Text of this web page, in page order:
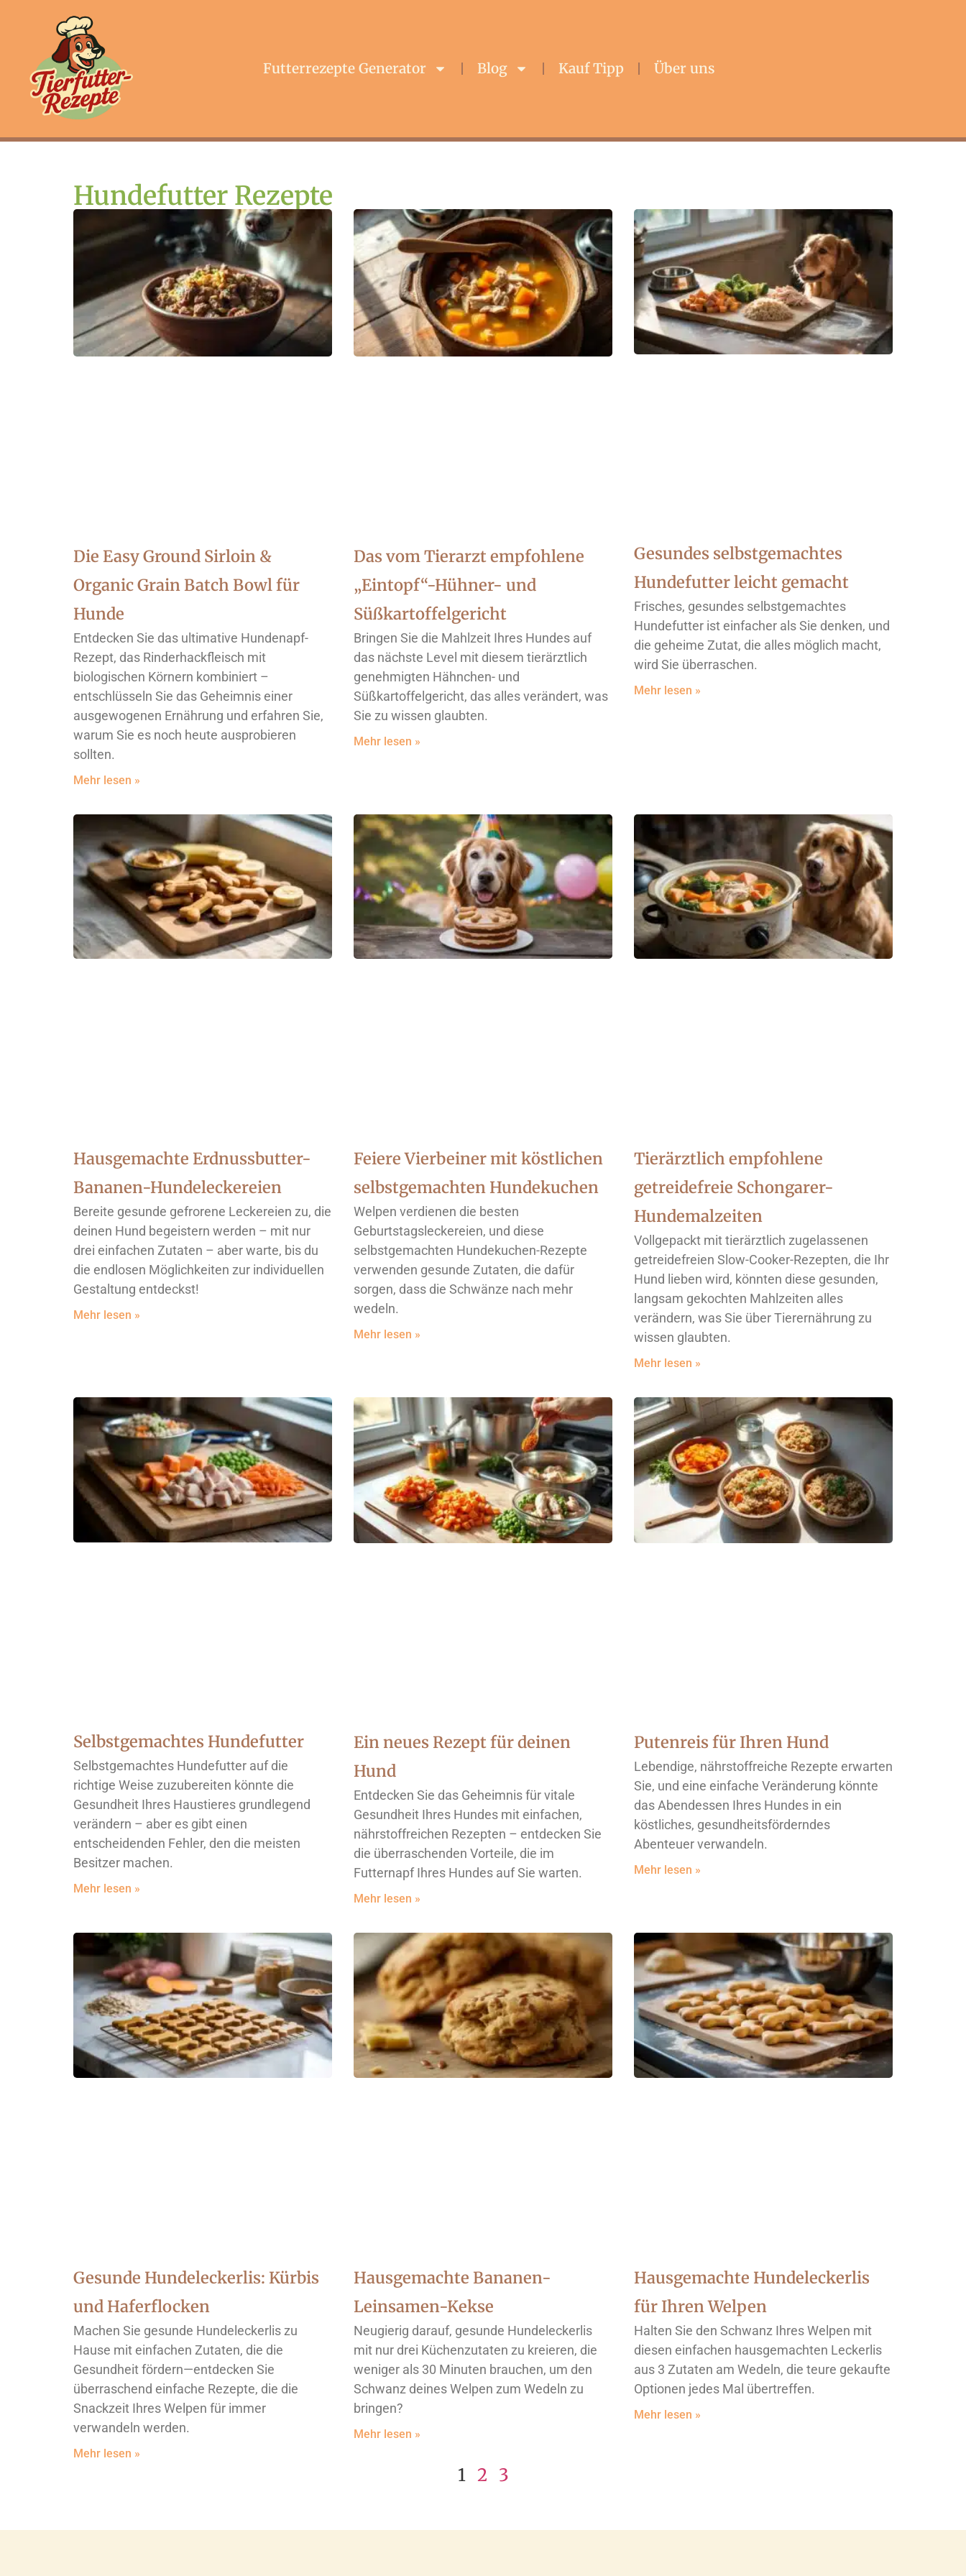
Futterrezepte Generator Blog Kauf Tipp Über uns
Hundefutter Rezepte
Die Easy Ground Sirloin &
Organic Grain Batch Bowl für
Hunde
Entdecken Sie das ultimative Hundenapf-
Rezept, das Rinderhackfleisch mit
biologischen Körnern kombiniert –
entschlüsseln Sie das Geheimnis einer
ausgewogenen Ernährung und erfahren Sie,
warum Sie es noch heute ausprobieren
sollten.
Mehr lesen »
Das vom Tierarzt empfohlene
„Eintopf“-Hühner- und
Süßkartoffelgericht
Bringen Sie die Mahlzeit Ihres Hundes auf
das nächste Level mit diesem tierärztlich
genehmigten Hähnchen- und
Süßkartoffelgericht, das alles verändert, was
Sie zu wissen glaubten.
Mehr lesen »
Gesundes selbstgemachtes
Hundefutter leicht gemacht
Frisches, gesundes selbstgemachtes
Hundefutter ist einfacher als Sie denken, und
die geheime Zutat, die alles möglich macht,
wird Sie überraschen.
Mehr lesen »
Hausgemachte Erdnussbutter-
Bananen-Hundeleckereien
Bereite gesunde gefrorene Leckereien zu, die
deinen Hund begeistern werden – mit nur
drei einfachen Zutaten – aber warte, bis du
die endlosen Möglichkeiten zur individuellen
Gestaltung entdeckst!
Mehr lesen »
Feiere Vierbeiner mit köstlichen
selbstgemachten Hundekuchen
Welpen verdienen die besten
Geburtstagsleckereien, und diese
selbstgemachten Hundekuchen-Rezepte
verwenden gesunde Zutaten, die dafür
sorgen, dass die Schwänze nach mehr
wedeln.
Mehr lesen »
Tierärztlich empfohlene
getreidefreie Schongarer-
Hundemalzeiten
Vollgepackt mit tierärztlich zugelassenen
getreidefreien Slow-Cooker-Rezepten, die Ihr
Hund lieben wird, könnten diese gesunden,
langsam gekochten Mahlzeiten alles
verändern, was Sie über Tierernährung zu
wissen glaubten.
Mehr lesen »
Selbstgemachtes Hundefutter
Selbstgemachtes Hundefutter auf die
richtige Weise zuzubereiten könnte die
Gesundheit Ihres Haustieres grundlegend
verändern – aber es gibt einen
entscheidenden Fehler, den die meisten
Besitzer machen.
Mehr lesen »
Ein neues Rezept für deinen
Hund
Entdecken Sie das Geheimnis für vitale
Gesundheit Ihres Hundes mit einfachen,
nährstoffreichen Rezepten – entdecken Sie
die überraschenden Vorteile, die im
Futternapf Ihres Hundes auf Sie warten.
Mehr lesen »
Putenreis für Ihren Hund
Lebendige, nährstoffreiche Rezepte erwarten
Sie, und eine einfache Veränderung könnte
das Abendessen Ihres Hundes in ein
köstliches, gesundheitsförderndes
Abenteuer verwandeln.
Mehr lesen »
Gesunde Hundeleckerlis: Kürbis
und Haferflocken
Machen Sie gesunde Hundeleckerlis zu
Hause mit einfachen Zutaten, die die
Gesundheit fördern—entdecken Sie
überraschend einfache Rezepte, die die
Snackzeit Ihres Welpen für immer
verwandeln werden.
Mehr lesen »
Hausgemachte Bananen-
Leinsamen-Kekse
Neugierig darauf, gesunde Hundeleckerlis
mit nur drei Küchenzutaten zu kreieren, die
weniger als 30 Minuten brauchen, um den
Schwanz deines Welpen zum Wedeln zu
bringen?
Mehr lesen »
Hausgemachte Hundeleckerlis
für Ihren Welpen
Halten Sie den Schwanz Ihres Welpen mit
diesen einfachen hausgemachten Leckerlis
aus 3 Zutaten am Wedeln, die teure gekaufte
Optionen jedes Mal übertreffen.
Mehr lesen »
1 2 3